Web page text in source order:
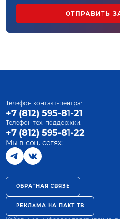
ОТПРАВИТЬ
Телефон контакт-центра:
+7 (812) 595-81-21
Телефон тех. поддержки:
+7 (812) 595-81-22
Мы в соц. сетях:
ОБРАТНАЯ СВЯЗЬ
РЕКЛАМА НА ПАКТ ТВ